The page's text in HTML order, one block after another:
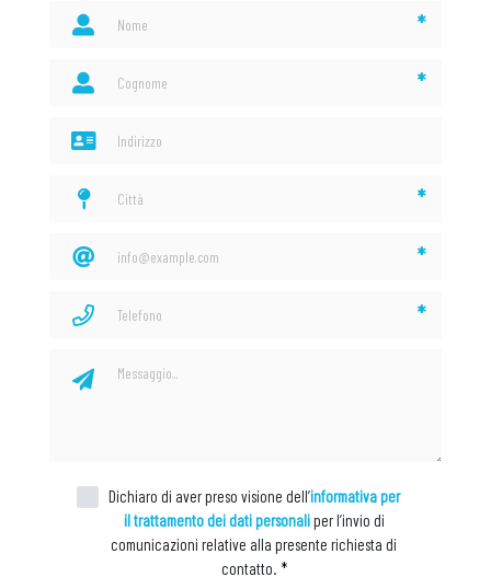
*
*
*
*
*
Dichiaro di aver preso visione dell’informativa per
il trattamento dei dati personaliper l’invio di
comunicazioni relative alla presente richiesta di
contatto. *